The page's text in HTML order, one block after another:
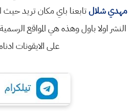
مهدي شلالتابعنا باي مكان تريد حيث
النشر اولا باول وهذه هي المواقع
على الايقونات